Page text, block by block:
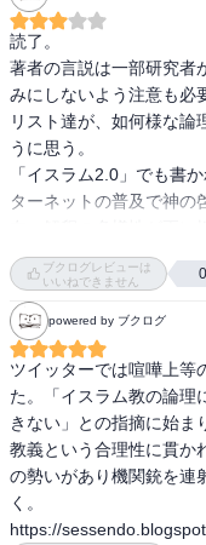
等の言う合理的・経済的
だから過激組織と呼ぶ方
スリム全員がジハードを
誰かに導かれるままに実
ルな形で現実になるので
信教の自由を無邪気に語
とは言えイスラムも民
を「我々と同じ様な考え
が…。
読了。
著者の言説は一部研究者
みにしないよう注意も必
リスト達が、如何様な論
うに思う。
「イスラム2.0」でも書
ターネットの普及で神の
い。
経済だけでなく思想すら
度を深めている。
ブクログレビューは
いいねできません
0
powered by ブクログ
ツイッターでは喧嘩上等
た。「イスラム教の論理
きない」との指摘に始ま
教義という合理性に貫か
の勢いがあり機関銃を連
く。
https://